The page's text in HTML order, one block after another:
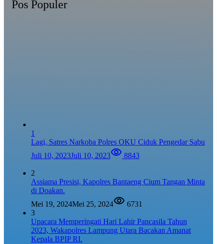
Pos Populer
1
Lagi, Satres Narkoba Polres OKU Ciduk Pengedar Sabu
Juli 10, 2023Juli 10, 2023 8843
2
Assiama Presisi, Kapolres Bantaeng Cium Tangan Minta
di Doakan.
Mei 19, 2024Mei 25, 2024
6731
3
Upacara Memperingati Hari Lahir Pancasila Tahun
2023, Wakapolres Lampung Utara Bacakan Amanat
Kepala BPIP RI.